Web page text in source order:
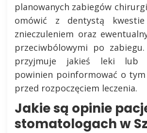
planowanych zabiegów
omówić z dentystą
znieczuleniem oraz
przeciwbólowymi po
przyjmuje jakieś leki lub
powinien poinformować o
przed rozpoczęciem leczenia.
Jakie są opinie
stomatologach w